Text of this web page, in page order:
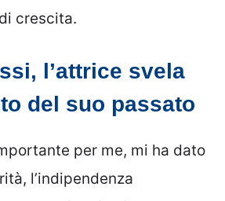
crescita.
l’attrice svela
del suo passato
per me, mi ha dato
l’indipendenza